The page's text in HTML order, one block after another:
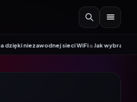
sieci WiFi•Jak wybrać smartwatch